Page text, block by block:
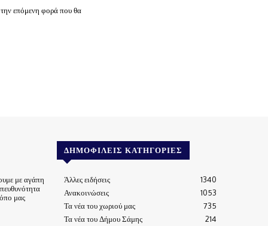
επόμενη φορά που θα
με αγάπη
μας
ΔΗΜΟΦΙΛΕΊΣ ΚΑΤΗΓΟΡΊΕΣ
Άλλες ειδήσεις
1340
Ανακοινώσεις
1053
Τα νέα του χωριού μας
735
Τα νέα του Δήμου Σάμης
214